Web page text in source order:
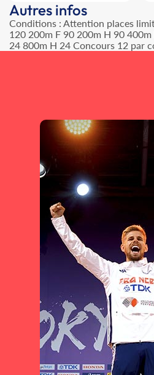
Autres infos
Conditions : Attention places
120 200m F 90 200m H 90
24 800m H 24 Concours 12 par